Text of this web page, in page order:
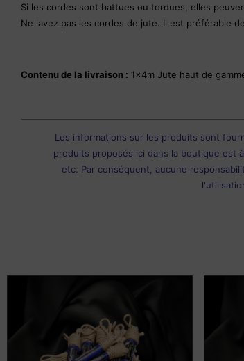
Si les cordes sont battues ou tordues, elles
Ne lavez pas les cordes de jute. Il est préférable
Contenu de la livraison : 1x4m Jute haut de
Les informations sur les produits sont
produits proposés ici dans la boutique est
etc. Par conséquent, aucune